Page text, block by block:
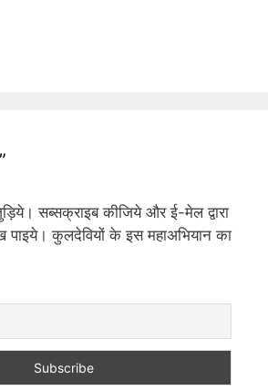
सब्सक्राइब कीजिये और ई-मेल द्वारा
कुलदेवियों के इस महाअभियान का